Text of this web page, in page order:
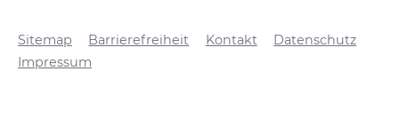
Sitemap Barrierefreiheit Kontakt
Datenschutz
Impressum